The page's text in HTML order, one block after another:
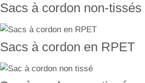
Sacs à cordon non-tissés
Sacs à cordon en RPET